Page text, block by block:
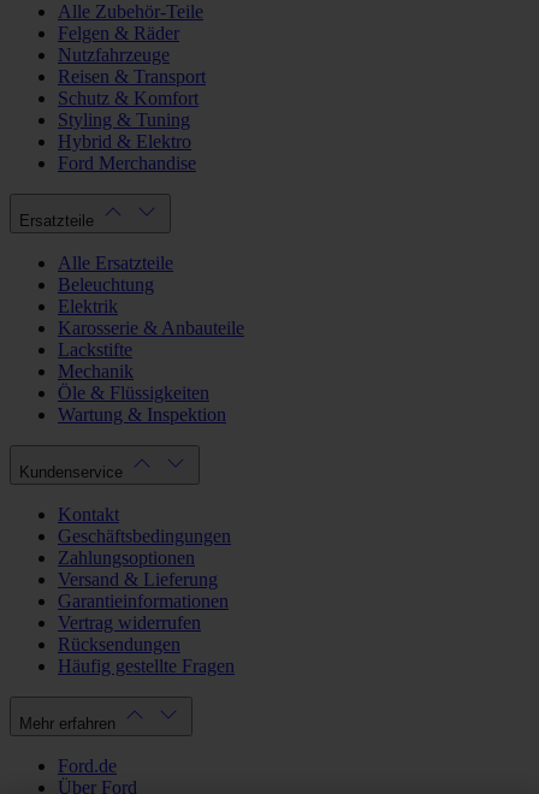
Alle Zubehör-Teile
Felgen & Räder
Nutzfahrzeuge
Reisen & Transport
Schutz & Komfort
Styling & Tuning
Hybrid & Elektro
Ford Merchandise
Ersatzteile
Alle Ersatzteile
Beleuchtung
Elektrik
Karosserie & Anbauteile
Lackstifte
Mechanik
Öle & Flüssigkeiten
Wartung & Inspektion
Kundenservice
Kontakt
Geschäftsbedingungen
Zahlungsoptionen
Versand & Lieferung
Garantieinformationen
Vertrag widerrufen
Rücksendungen
Häufig gestellte Fragen
Mehr erfahren
Ford.de
Über Ford